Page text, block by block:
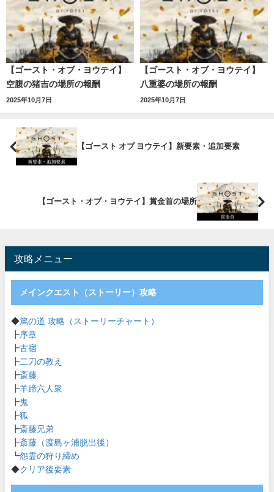
【ゴースト・オブ・ヨウテイ】
空腹の猪吉の場所の報酬
2025年10月7日
【ゴースト・オブ・ヨウテイ】
八重婆の場所の報酬
2025年10月7日
【ゴースト オブ ヨウテイ】新要素・追加要素
【ゴースト・オブ・ヨウテイ】賞金首の場所
攻略メニュー
メインクエスト（ストーリー）攻略
◆篤の道 攻略（ストーリーチャート）
┣序章
┣古宿
┣二刀の教え
┣斎藤
┣羊蹄六人衆
┣鬼
┣狐
┣斎藤兄弟
┣斎藤（渡島ヶ浦脱出後）
┗怨霊の狩り締め
◆クリア後要素